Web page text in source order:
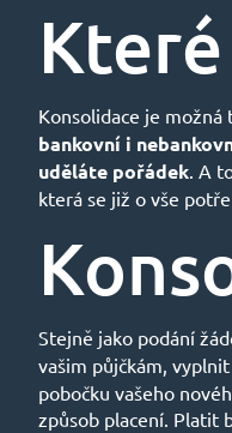
Konsolidace je
bankovní i
uděláte pořádek. A
která se již o vše
Stejně jako podání
vašim půjčkám, vyplnit
pobočku vašeho
způsob placení. Platit